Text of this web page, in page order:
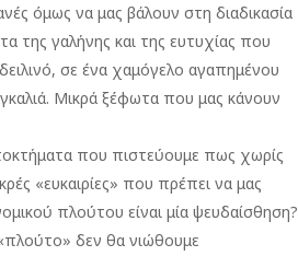
όμως να μας βάλουν στη διαδικασία
της γαλήνης και της ευτυχίας που
σε ένα χαμόγελο αγαπημένου
Μικρά ξέφωτα που μας κάνουν
που πιστεύουμε πως χωρίς
«ευκαιρίες» που πρέπει να μας
πλούτου είναι μία ψευδαίσθηση?
δεν θα νιώθουμε